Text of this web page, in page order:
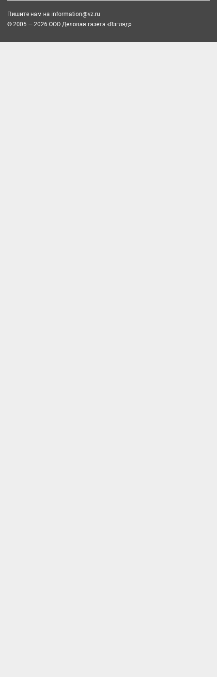
Пишите нам на information@vz.ru
© 2005 — 2026 ООО Деловая газета «Взгляд»